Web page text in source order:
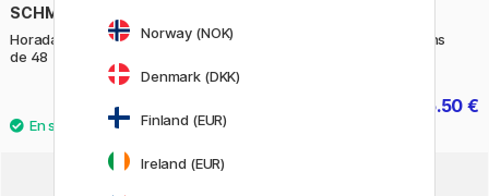
SCHMINCKE
Horadam Aquarell Half Pans lot
de 48
349.90 €
Horadam Aquarell Half Pans
1165.50 €
Norway (NOK)
Denmark (DKK)
Finland (EUR)
Ireland (EUR)